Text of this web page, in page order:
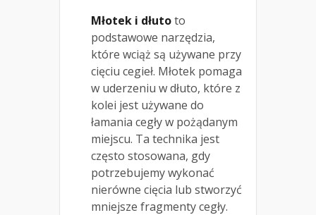
Młotek i dłutoto
podstawowe narzędzia,
które wciąż są używane przy
cięciu cegieł. Młotek pomaga
w uderzeniu w dłuto, które z
kolei jest używane do
łamania cegły w pożądanym
miejscu. Ta technika jest
często stosowana, gdy
potrzebujemy wykonać
nierówne cięcia lub stworzyć
mniejsze fragmenty cegły.